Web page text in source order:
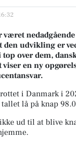
den udvikling er
over dem,
viser en ny
i Danmark i
lå på knap
ud til at blive